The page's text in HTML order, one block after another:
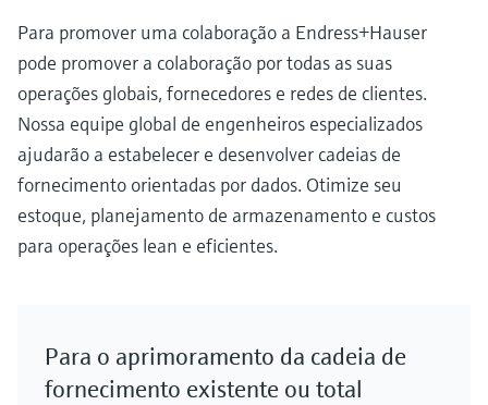
Para promover uma colaboração a Endress+Hauser
pode promover a colaboração por todas as suas
operações globais, fornecedores e redes de clientes.
Nossa equipe global de engenheiros especializados
ajudarão a estabelecer e desenvolver cadeias de
fornecimento orientadas por dados. Otimize seu
estoque, planejamento de armazenamento e custos
para operações lean e eficientes.
Para o aprimoramento da cadeia de
fornecimento existente ou total